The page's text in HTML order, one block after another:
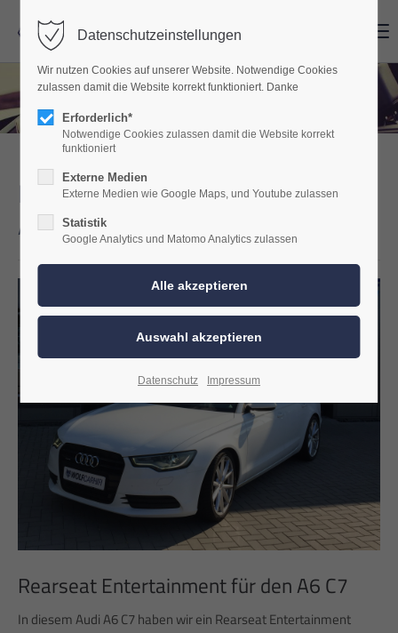
Kopfstützenmonitore im Audi
A6 C7 nachgerüstet
Rearseat Entertainment für den A6 C7
In diesem Audi A6 C7 haben wir ein Rearseat Entertainment
Datenschutzeinstellungen
Wir nutzen Cookies auf unserer Website. Notwendige Cookies
zulassen damit die Website korrekt funktioniert. Danke
Erforderlich*
Notwendige Cookies zulassen damit die Website korrekt
funktioniert
Externe Medien
Externe Medien wie Google Maps, und Youtube zulassen
Statistik
Google Analytics und Matomo Analytics zulassen
Datenschutz Impressum